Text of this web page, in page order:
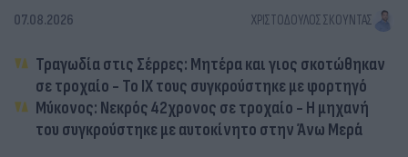
07.08.2026 ΧΡΙΣΤΌΔΟΥΛΟΣ ΣΚΟΎΝΤΑΣ
Τραγωδία στις Σέρρες: Μητέρα και γιος σκοτώθηκαν
σε τροχαίο - Το ΙΧ τους συγκρούστηκε με φορτηγό
Μύκονος: Νεκρός 42χρονος σε τροχαίο - Η μηχανή
του συγκρούστηκε με αυτοκίνητο στην Άνω Μερά